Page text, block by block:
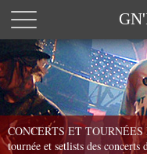
CONCERTS ET
tournée et setlists des concerts